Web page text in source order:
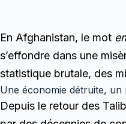
En Afghanistan, le mot
s’effondre dans une
statistique brutale, des
Une économie détruite,
Depuis le retour des